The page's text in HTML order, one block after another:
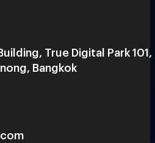
True Digital Park 101,
Bangkok